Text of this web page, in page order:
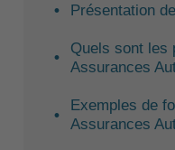
Présentation
Quels sont les
Assurances
Exemples de
Assurances